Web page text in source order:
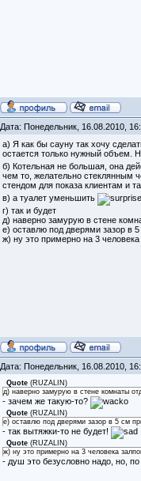
Дата: Понедельник, 16.08.2010,
а) Я как бы сауну так хочу
остается только нужный объем.
б) Котельная не большая, она
чем то, желательно стеклянным
стендом для показа клиентам и
в) а туалет уменьшить
г) так и будет
д) наверно замурую в стене
е) оставлю под дверями зазор в
ж) ну это примерно на 3
Дата: Понедельник, 16.08.2010,
Quote(RUZALIN )
д) наверно замурую в стене комнаты
- зачем же такую-то?
Quote(RUZALIN )
е) оставлю под дверями зазор в 5 см
- так вытяжки-то не будет!
Quote(RUZALIN )
ж) ну это примерно на 3 человека
- душ это безусловно надо, но,